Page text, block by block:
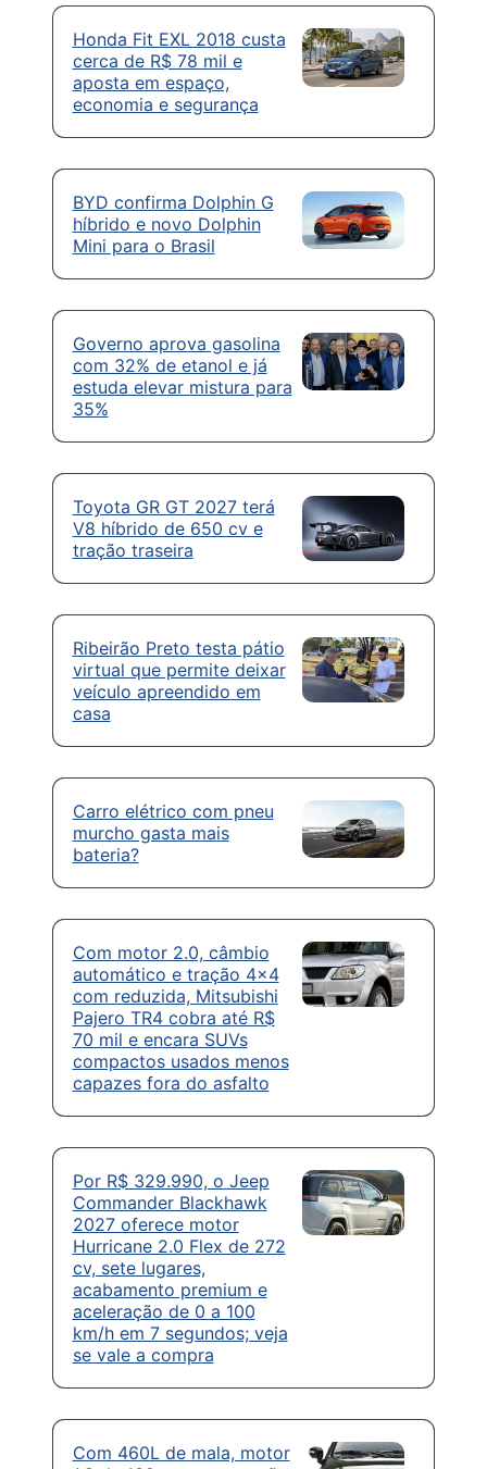
Honda Fit EXL 2018 custa
cerca de R$ 78 mil e
aposta em espaço,
economia e segurança
BYD confirma Dolphin G
híbrido e novo Dolphin
Mini para o Brasil
Governo aprova gasolina
com 32% de etanol e já
estuda elevar mistura para
35%
Toyota GR GT 2027 terá
V8 híbrido de 650 cv e
tração traseira
Ribeirão Preto testa pátio
virtual que permite deixar
veículo apreendido em
casa
Carro elétrico com pneu
murcho gasta mais
bateria?
Com motor 2.0, câmbio
automático e tração 4×4
com reduzida, Mitsubishi
Pajero TR4 cobra até R$
70 mil e encara SUVs
compactos usados menos
capazes fora do asfalto
Por R$ 329.990, o Jeep
Commander Blackhawk
2027 oferece motor
Hurricane 2.0 Flex de 272
cv, sete lugares,
acabamento premium e
aceleração de 0 a 100
km/h em 7 segundos; veja
se vale a compra
Com 460L de mala, motor